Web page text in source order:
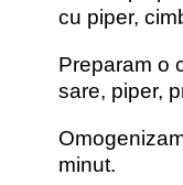
cu piper,
Preparam o
sare, piper,
minut.